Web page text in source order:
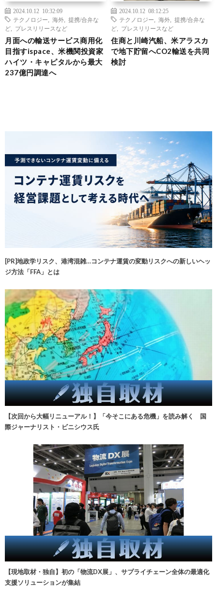
2024.10.12 10:32:09
テクノロジー
海外
提携/合弁な
ど
プレスリリースなど
月面への輸送サービス商用化
目指すispace、米機関投資家
ハイツ・キャピタルから最大
237億円調達へ
2024.10.12 08:12:25
テクノロジー
海外
提携/合弁な
ど
プレスリリースなど
住商と川崎汽船、米アラスカ
で地下貯留へCO2輸送を共同
検討
[PR]地政学リスク、港湾混雑…コンテナ運賃の変動リスクへの新しいヘッ
ジ方法「FFA」とは
【次回から大幅リニューアル！】「今そこにある危機」を読み解く 国
際ジャーナリスト・ビニシウス氏
【現地取材・独自】初の「物流DX展」、サプライチェーン全体の最適化
支援ソリューションが集結